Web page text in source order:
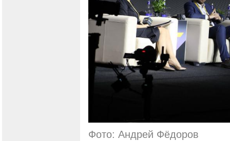
Фото: Андрей Фёдоров